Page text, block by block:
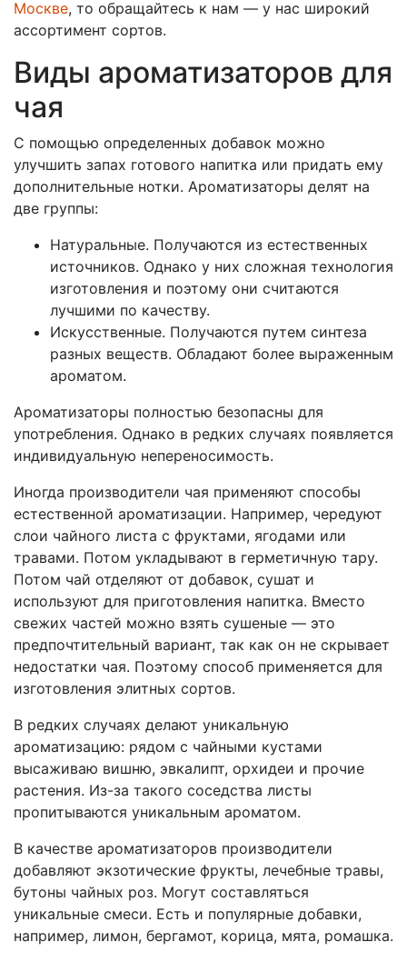
Москве, то обращайтесь к нам — у нас широкий
ассортимент сортов.
Виды ароматизаторов для
чая
С помощью определенных добавок можно
улучшить запах готового напитка или придать ему
дополнительные нотки. Ароматизаторы делят на
две группы:
Натуральные. Получаются из естественных
источников. Однако у них сложная технология
изготовления и поэтому они считаются
лучшими по качеству.
Искусственные. Получаются путем синтеза
разных веществ. Обладают более выраженным
ароматом.
Ароматизаторы полностью безопасны для
употребления. Однако в редких случаях появляется
индивидуальную непереносимость.
Иногда производители чая применяют способы
естественной ароматизации. Например, чередуют
слои чайного листа с фруктами, ягодами или
травами. Потом укладывают в герметичную тару.
Потом чай отделяют от добавок, сушат и
используют для приготовления напитка. Вместо
свежих частей можно взять сушеные — это
предпочтительный вариант, так как он не скрывает
недостатки чая. Поэтому способ применяется для
изготовления элитных сортов.
В редких случаях делают уникальную
ароматизацию: рядом с чайными кустами
высаживаю вишню, эвкалипт, орхидеи и прочие
растения. Из-за такого соседства листы
пропитываются уникальным ароматом.
В качестве ароматизаторов производители
добавляют экзотические фрукты, лечебные травы,
бутоны чайных роз. Могут составляться
уникальные смеси. Есть и популярные добавки,
например, лимон, бергамот, корица, мята, ромашка.